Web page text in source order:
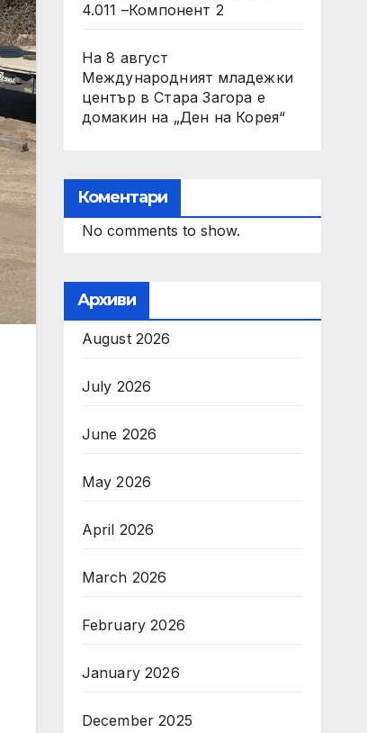
4.011 –Компонент 2
На 8 август
Международният младежки
център в Стара Загора е
домакин на „Ден на Корея“
Коментари
No comments to show.
Архиви
August 2026
July 2026
June 2026
May 2026
April 2026
March 2026
February 2026
January 2026
December 2025